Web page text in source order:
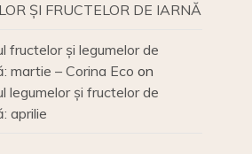
ȘI FRUCTELOR DE IARNĂ
fructelor și legumelor de
martie – Corina Eco on
legumelor și fructelor de
aprilie